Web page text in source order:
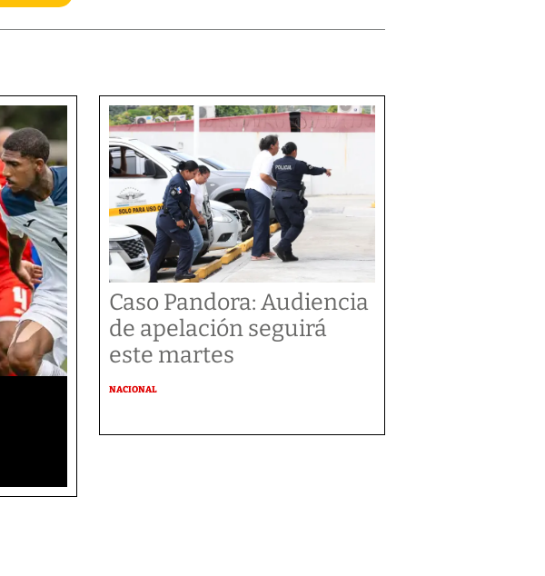
Caso Pandora: Audiencia
de apelación seguirá
este martes
NACIONAL